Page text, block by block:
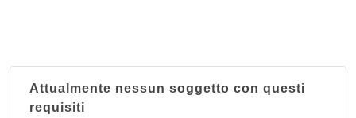
Attualmente nessun soggetto con questi
requisiti